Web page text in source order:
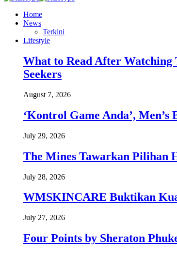
Home
News
Terkini
Lifestyle
What to Read After Watching
Seekers
August 7, 2026
‘Kontrol Game Anda’,
July 29, 2026
The Mines Tawarkan Pilihan
July 28, 2026
WMSKINCARE Buktikan
July 27, 2026
Four Points by Sheraton